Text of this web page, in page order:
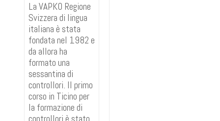
La VAPKO Regione
Svizzera di lingua
italiana è stata
fondata nel 1982 e
da allora ha
formato una
sessantina di
controllori. Il primo
corso in Ticino per
la formazione di